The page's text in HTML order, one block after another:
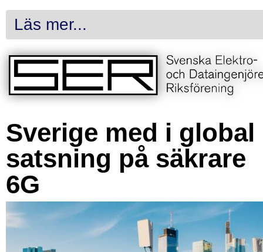
Läs mer...
Sverige med i global
satsning på säkrare
6G